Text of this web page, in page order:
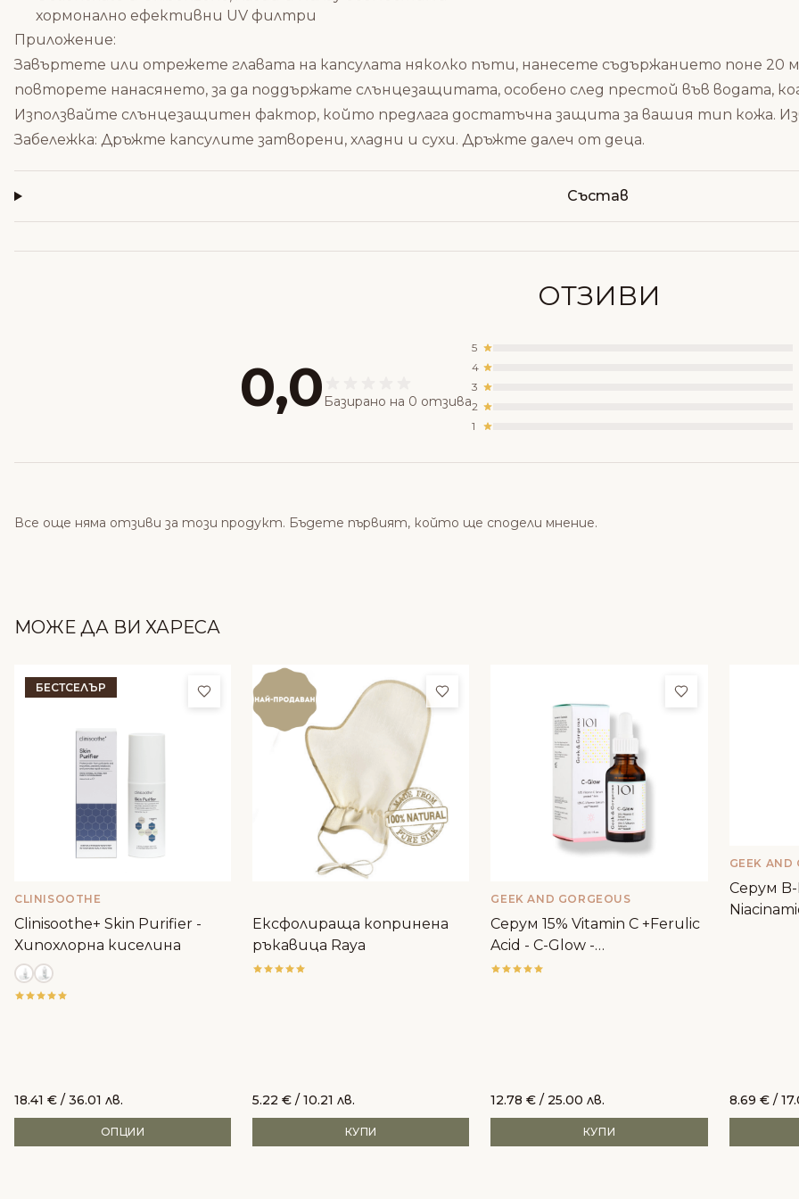
хормонално ефективни UV филтри
Приложение:
Завъртете или отрежете главата на капсулата няколко пъти, нанесете съдържанието поне 20
повторете нанасянето, за да поддържате слънцезащитата, особено след престой във водата,
Използвайте слънцезащитен фактор, който предлага достатъчна защита за вашия тип кожа.
Забележка: Дръжте капсулите затворени, хладни и сухи. Дръжте далеч от деца.
Състав
ОТЗИВИ
0,0 Базирано на 0 отзива
5
4
3
2
1
Все още няма отзиви за този продукт. Бъдете първият, който ще сподели мнение.
МОЖЕ ДА ВИ ХАРЕСА
БЕСТСЕЛЪР Добави в любими
CLINISOOTHE
Clinisoothe+ Skin Purifier -
Хипохлорна киселина
18.41 € / 36.01 лв.
ОПЦИИ
Добави в любими
Ексфолираща копринена
ръкавица Raya
5.22€ / 10.21 лв.
КУПИ
Добави в
GEEK AND GORGEOUS
Серум 15% Vitamin C +Ferulic
Acid - C-Glow -
Geek&Gorgeous
12.78€ / 25.00 лв.
КУПИ
GEEK AND
Серум B-
8.69 €/